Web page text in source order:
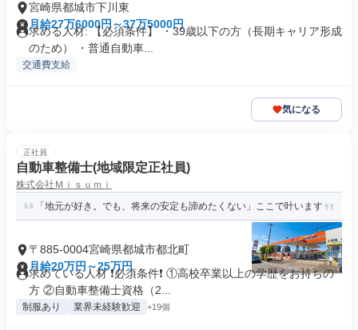
宮崎県都城市下川東
月給27万6000円～37万5000円
求める人材: 【必須条件】 ・39歳以下の方（長期キャリア形成
のため） ・普通自動車...
交通費支給
気になる
正社員
自動車整備士(地域限定正社員)
株式会社Ｍｉｓｕｍｉ
「地元が好き。でも、将来の安定も諦めたくない」ここで叶います
〒885-0004宮崎県都城市都北町
月給20万円～25万円
求めている人材 ❗必須条件❗ ①高校卒業以上の学歴をお持ちの
方 ②自動車整備士資格（2...
制服あり 業界未経験歓迎 +19個